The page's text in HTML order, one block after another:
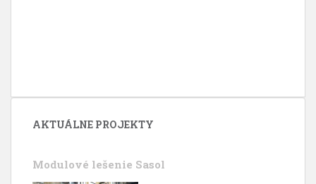
AKTUÁLNE PROJEKTY
Modulové lešenie Sasol